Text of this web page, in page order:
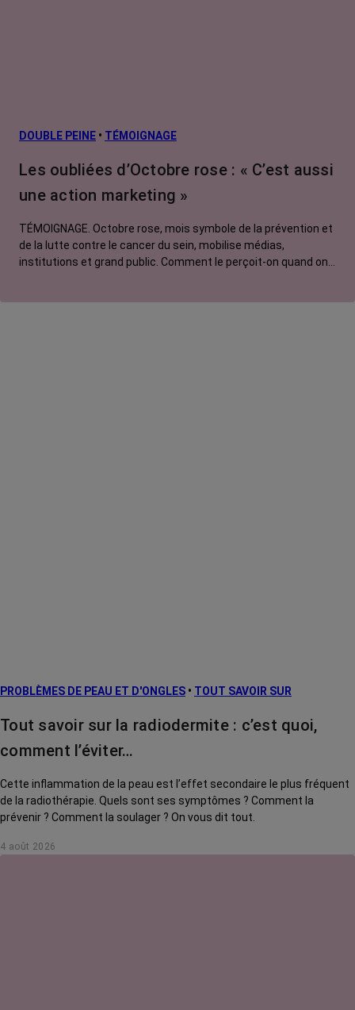
L’après cancer
Traitements
contre le cancer
DOUBLE PEINE • TÉMOIGNAGE
Les oubliées d’Octobre rose : « C’est aussi
une action marketing »
TÉMOIGNAGE. Octobre rose, mois symbole de la prévention et
de la lutte contre le cancer du sein, mobilise médias,
institutions et grand public. Comment le perçoit-on quand on
PROBLÈMES DE PEAU ET D'ONGLES • TOUT SAVOIR SUR
Tout savoir sur la radiodermite : c’est quoi,
comment l’éviter…
Cette inflammation de la peau est l’effet secondaire le plus fréquent
de la radiothérapie. Quels sont ses symptômes ? Comment la
prévenir ? Comment la soulager ? On vous dit tout.
4 août 2026